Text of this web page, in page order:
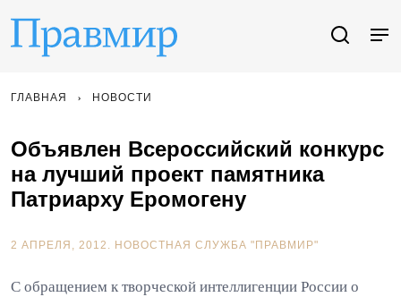
ГЛАВНАЯ НОВОСТИ
Объявлен Всероссийский конкурс
на лучший проект памятника
Патриарху Еромогену
2 АПРЕЛЯ, 2012. НОВОСТНАЯ СЛУЖБА "ПРАВМИР"
С обращением к творческой интеллигенции России о